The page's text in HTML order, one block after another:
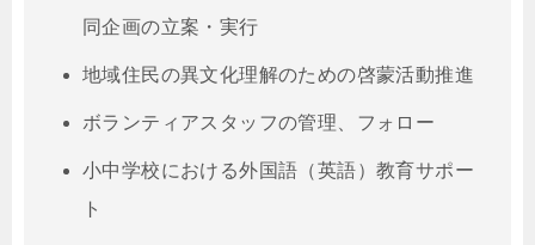
同企画の立案・実行
地域住民の異文化理解のための啓蒙活動推進
ボランティアスタッフの管理、フォロー
小中学校における外国語（英語）教育サポー
ト